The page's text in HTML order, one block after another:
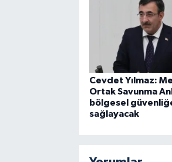
Cevdet Yılmaz:
Ortak Savunma
bölgesel
sağlayacak